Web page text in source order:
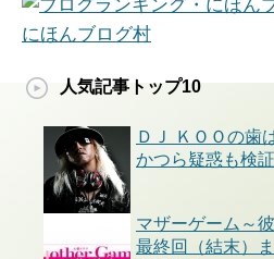
にほんブログ村
人気記事トップ10
ＤＪ ＫＯＯの歯
かつら疑惑も検証
マザーゲーム～
最終回（結末）